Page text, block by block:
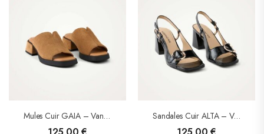
Mules Cuir GAIA – Vanessa Wu Sandales Cuir ALTA – Vanessa Wu